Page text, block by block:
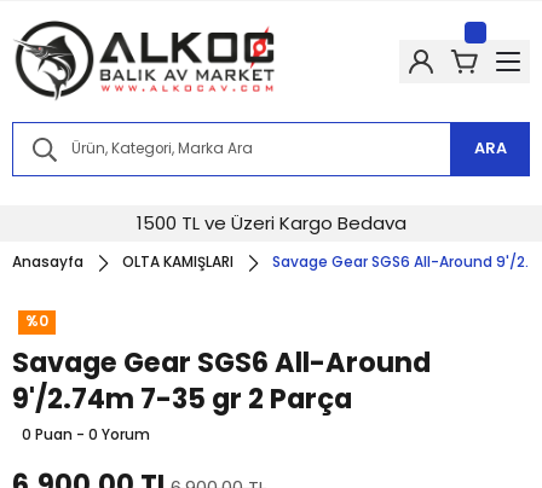
hesabımızı takip edin!
Kampanyalarımızdan haberdar olmak için @alkocav instagram
hesabımızı takip edin!
Kampanyalarımızdan haberdar olmak için @alkocav instagram
hesabımızı takip edin!
hesabımızı takip edin!
ARA
1500 TL ve Üzeri Kargo Bedava
Anasayfa OLTA KAMIŞLARI Savage Gear SGS6 All-Around 9'/
%0
Savage Gear SGS6 All-Around
9'/2.74m 7-35 gr 2 Parça
0 Puan - 0 Yorum